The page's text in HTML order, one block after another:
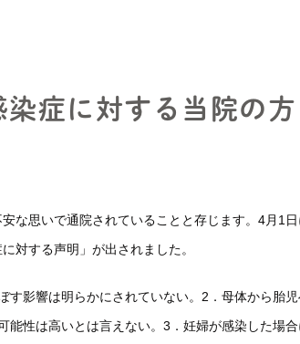
ご案内
アシステッド・ハッチング
受診方法
排卵時期を調べるための検査
査
よくある質問
症に対する当院の方
な思いで通院されていることと存じます。4月1日
対する声明」が出されました。
す影響は明らかにされていない。2．母体から胎
性は高いとは言えない。3．妊婦が感染した場合